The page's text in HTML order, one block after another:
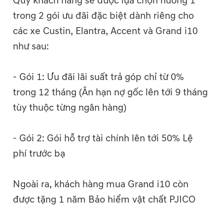
trong 2 gói ưu đãi đặc biệt dành riêng cho
các xe Custin, Elantra, Accent và Grand i10
như sau:
- Gói 1: Ưu đãi lãi suất trả góp chỉ từ 0%
trong 12 tháng (Ân hạn nợ gốc lên tới 9 tháng
tùy thuộc từng ngân hàng)
- Gói 2: Gói hỗ trợ tài chính lên tới 50% Lệ
phí trước bạ
Ngoài ra, khách hàng mua Grand i10 còn
được tặng 1 năm Bảo hiểm vật chất PJICO